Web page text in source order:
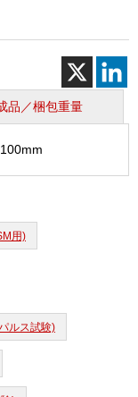
ー
ド
(キ
品／梱包重量
用)
ルス試験)